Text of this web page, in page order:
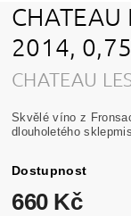
CHATEAU
2014,
CHATEAU
Skvělé víno z
dlouholetého
Dostupnost
660 Kč